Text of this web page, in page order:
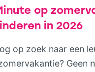
op
in 2026
op zoek naar een
Geen